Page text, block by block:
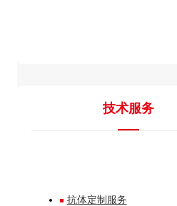
技术服务
抗体定制服务